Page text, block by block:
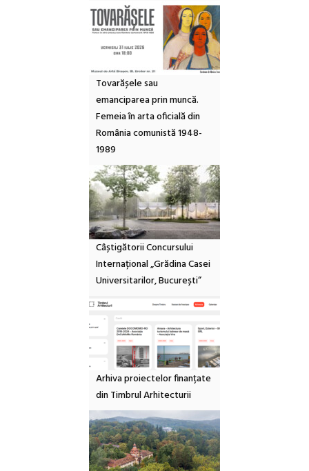
Tovarășele sau
emanciparea prin muncă.
Femeia în arta oficială din
România comunistă 1948-
1989
Câștigătorii Concursului
Internațional „Grădina Casei
Universitarilor, București”
Arhiva proiectelor finanțate
din Timbrul Arhitecturii